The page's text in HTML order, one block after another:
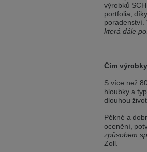
Zůstaňte v
We have detected, that your browser prefers
výrobků
portfolia,
poradenství.
která dále
Čím
S více než
hloubky a
dlouhou
Pěkné a
ocenění,
způsobem
Zoll.